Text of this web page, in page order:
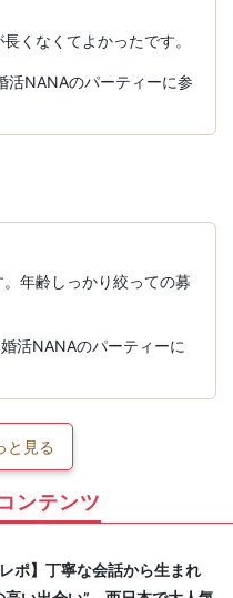
くなくてよかったです。
NANAのパーティーに参
年齢しっかり絞っての募
活NANAのパーティーに
と見る
ンテンツ
レポ】丁寧な会話から生まれ